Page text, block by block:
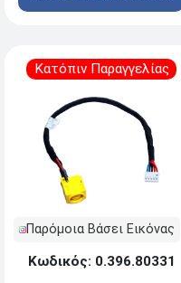
Κατόπιν Παραγγελίας
Παρόμοια Βάσει Εικόνας
Κωδικός: 0.396.80331